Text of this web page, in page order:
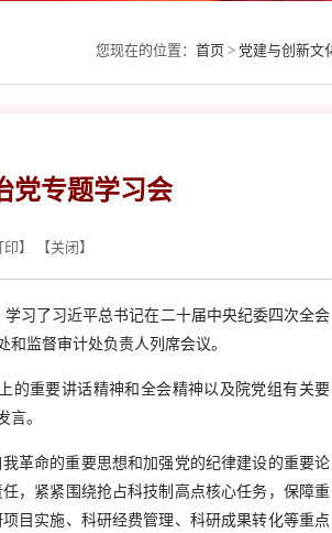
您现在的位置： 首页 > 党建与创新文
党专题学习会
印】 【关闭 】
习了习近平总书记在二十届中央纪委四次全会
监督审计处负责人列席会议。
的重要讲话精神和全会精神以及院党组有关要
言。
革命的重要思想和加强党的纪律建设的重要论
，紧紧围绕抢占科技制高点核心任务，保障重
目实施、科研经费管理、科研成果转化等重点